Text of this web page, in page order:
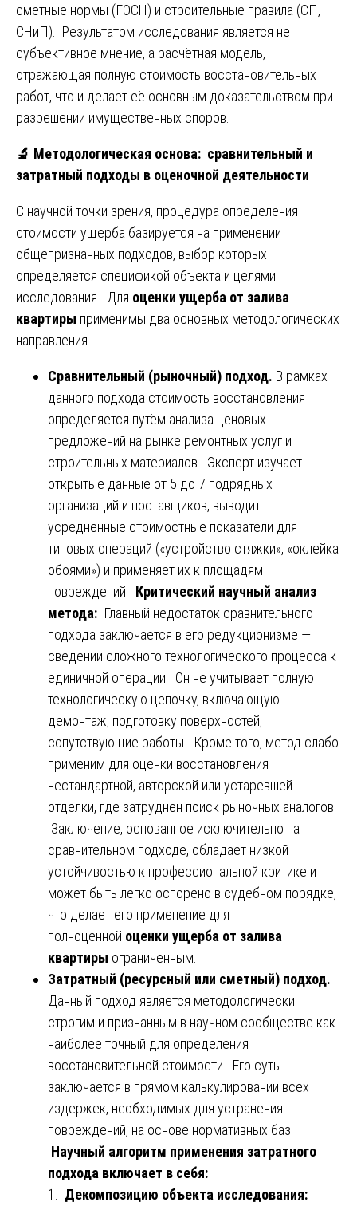
сметные нормы (ГЭСН) и строительные правила (СП,
СНиП). Результатом исследования является не
субъективное мнение, а расчётная модель,
отражающая полную стоимость восстановительных
работ, что и делает её основным доказательством при
разрешении имущественных споров.
🔬 Методологическая основа: сравнительный и
затратный подходы в оценочной деятельности
С научной точки зрения, процедура определения
стоимости ущерба базируется на применении
общепризнанных подходов, выбор которых
определяется спецификой объекта и целями
исследования. Для оценки ущерба от залива
квартиры применимы два основных методологических
направления.
Сравнительный (рыночный) подход. В рамках
данного подхода стоимость восстановления
определяется путём анализа ценовых
предложений на рынке ремонтных услуг и
строительных материалов. Эксперт изучает
открытые данные от 5 до 7 подрядных
организаций и поставщиков, выводит
усреднённые стоимостные показатели для
типовых операций («устройство стяжки», «оклейка
обоями») и применяет их к площадям
повреждений. Критический научный анализ
метода: Главный недостаток сравнительного
подхода заключается в его редукционизме —
сведении сложного технологического процесса к
единичной операции. Он не учитывает полную
технологическую цепочку, включающую
демонтаж, подготовку поверхностей,
сопутствующие работы. Кроме того, метод слабо
применим для оценки восстановления
нестандартной, авторской или устаревшей
отделки, где затруднён поиск рыночных аналогов.
Заключение, основанное исключительно на
сравнительном подходе, обладает низкой
устойчивостью к профессиональной критике и
может быть легко оспорено в судебном порядке,
что делает его применение для
полноценной оценки ущерба от залива
квартиры ограниченным.
Затратный (ресурсный или сметный) подход.
Данный подход является методологически
строгим и признанным в научном сообществе как
наиболее точный для определения
восстановительной стоимости. Его суть
заключается в прямом калькулировании всех
издержек, необходимых для устранения
повреждений, на основе нормативных баз.
Научный алгоритм применения затратного
подхода включает в себя:
1. Декомпозицию объекта исследования: